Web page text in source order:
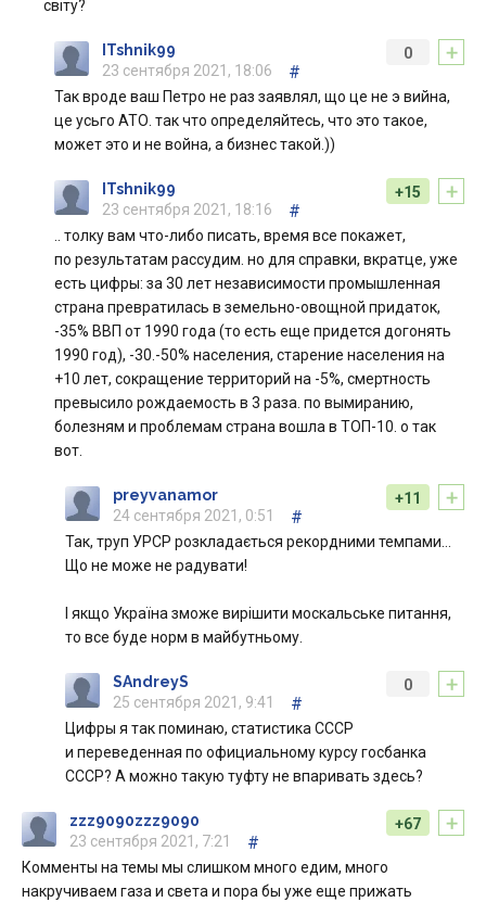
світу?
+
0
ITshnik99
23 сентября 2021, 18:06
#
Так вроде ваш Петро не раз заявлял, що це не э вийна,
це усьго АТО. так что определяйтесь, что это такое,
может это и не война, а бизнес такой.))
+
+15
ITshnik99
23 сентября 2021, 18:16
#
.. толку вам что-либо писать, время все покажет,
по результатам рассудим. но для справки, вкратце, уже
есть цифры: за 30 лет независимости промышленная
страна превратилась в земельно-овощной придаток,
-35% ВВП от 1990 года (то есть еще придется догонять
1990 год), -30.-50% населения, старение населения на
+10 лет, сокращение территорий на -5%, смертность
превысило рождаемость в 3 раза. по вымиранию,
болезням и проблемам страна вошла в ТОП-10. о так
вот.
+
+11
preyvanamor
24 сентября 2021, 0:51
#
Так, труп УРСР розкладається рекордними темпами…
Що не може не радувати!
І якщо Україна зможе вирішити москальське питання,
то все буде норм в майбутньому.
+
0
SAndreyS
25 сентября 2021, 9:41
#
Цифры я так поминаю, статистика СССР
и переведенная по официальному курсу госбанка
СССР? А можно такую туфту не впаривать здесь?
+
+67
zzz9090zzz9090
23 сентября 2021, 7:21
#
Комменты на темы мы слишком много едим, много
накручиваем газа и света и пора бы уже еще прижать